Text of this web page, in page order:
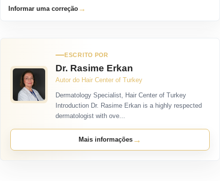
Informar uma correção →
ESCRITO POR
Dr. Rasime Erkan
Autor do Hair Center of Turkey
Dermatology Specialist, Hair Center of Turkey
Introduction Dr. Rasime Erkan is a highly respected
dermatologist with ove...
Mais informações →